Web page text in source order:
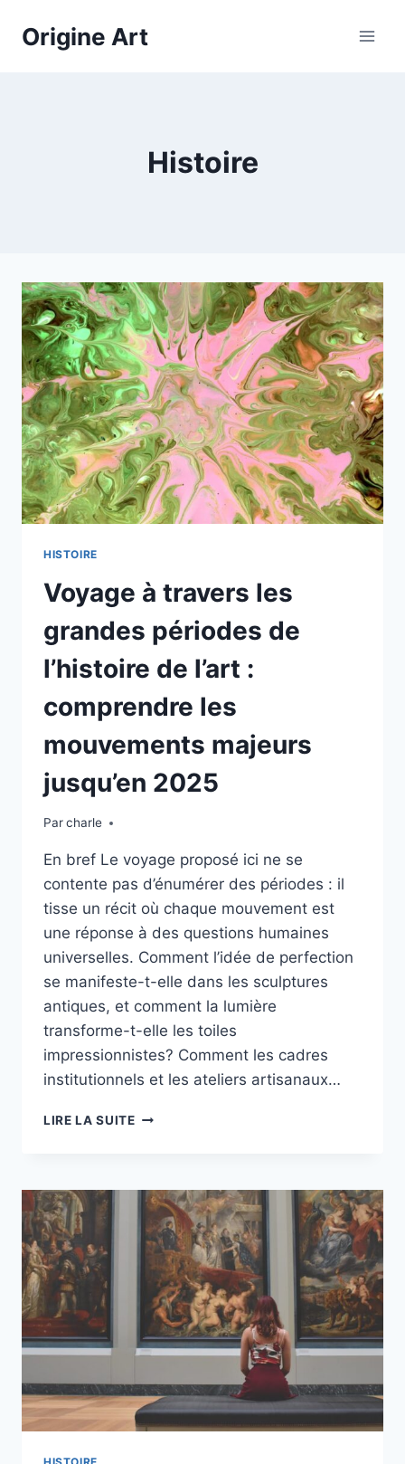
Origine Art
Histoire
HISTOIRE
Voyage à travers les
grandes périodes de
l’histoire de l’art :
comprendre les
mouvements majeurs
jusqu’en 2025
Parcharle
En bref Le voyage proposé ici ne se
contente pas d’énumérer des périodes : il
tisse un récit où chaque mouvement est
une réponse à des questions humaines
universelles. Comment l’idée de perfection
se manifeste-t-elle dans les sculptures
antiques, et comment la lumière
transforme-t-elle les toiles
impressionnistes? Comment les cadres
institutionnels et les ateliers artisanaux…
LIRE LA SUITEVOYAGE
GRANDES
PÉRIODES
DE
L’HISTOIRE
DE
L’ART
COMPRENDRE
LES
MAJEURS
JUSQU’EN
2025